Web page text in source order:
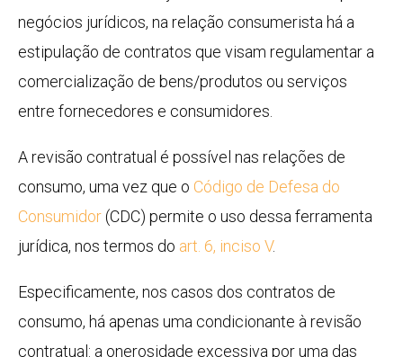
negócios jurídicos, na relação consumerista há a
estipulação de contratos que visam regulamentar a
comercialização de bens/produtos ou serviços
entre fornecedores e consumidores.
A revisão contratual é possível nas relações de
consumo, uma vez que o Código de Defesa do
Consumidor(CDC) permite o uso dessa ferramenta
jurídica, nos termos do art. 6, inciso V.
Especificamente, nos casos dos contratos de
consumo, há apenas uma condicionante à revisão
contratual: a onerosidade excessiva por uma das